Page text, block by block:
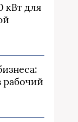
кВт для
рабочий